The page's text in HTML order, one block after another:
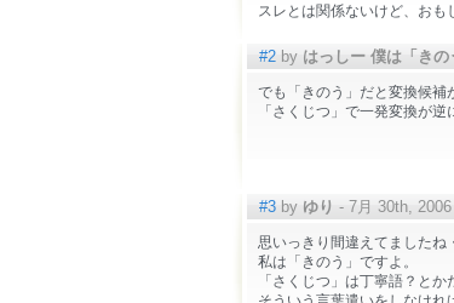
スレとは関係ないけど、おも
#2 by はっしー 僕は「きの
でも「きのう」だと変換候補
「さくじつ」で一発変換が逆
#3 by ゆり - 7月 30th,
思いっきり間違えてましたね
私は「きのう」ですよ。
「さくじつ」は丁寧語？とか